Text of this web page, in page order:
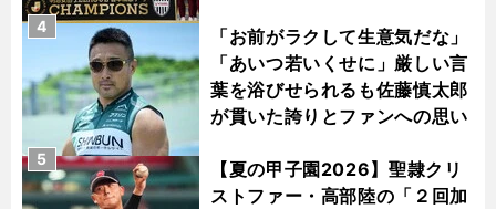
「お前がラクして生意気だな」
「あいつ若いくせに」厳しい言
葉を浴びせられるも佐藤慎太郎
が貫いた誇りとファンへの思い
4
【夏の甲子園2026】聖隷クリ
ストファー・高部陸の「２回加
5